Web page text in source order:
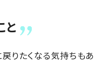
と
りたくなる気持ちもあ